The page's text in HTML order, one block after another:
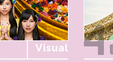
Visual